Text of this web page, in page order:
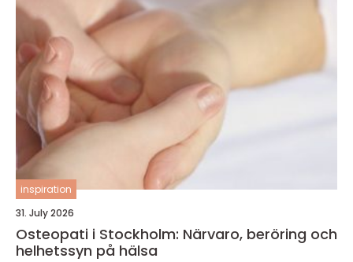
inspiration
31. July 2026
Osteopati i Stockholm: Närvaro, beröring och
helhetssyn på hälsa